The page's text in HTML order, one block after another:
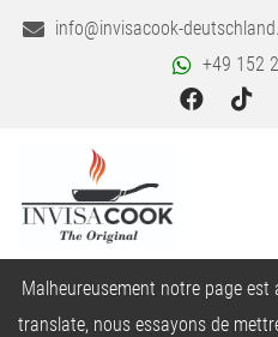
info@invisacook-
+49 152
Malheureusement notre page
translate, nous essayons de